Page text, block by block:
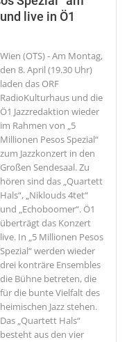
live in Ö1
Wien (OTS) - Am Montag,
den 8. April (19.30 Uhr)
laden das ORF
RadioKulturhaus und die
Ö1 Jazzredaktion wieder
im Rahmen von „5
Millionen Pesos Spezial“
zum Jazzkonzert in den
Großen Sendesaal. Zu
hören sind das „Quartett
Hals“, „Niklouds 4tet“
und „Echoboomer“. Ö1
überträgt das Konzert
live. In „5 Millionen Pesos
Spezial“ werden wieder
drei konträre Ensembles
die Bühne betreten, die
für die bunte Vielfalt des
heimischen Jazz stehen.
Das „Quartett Hals“
besteht aus den vier